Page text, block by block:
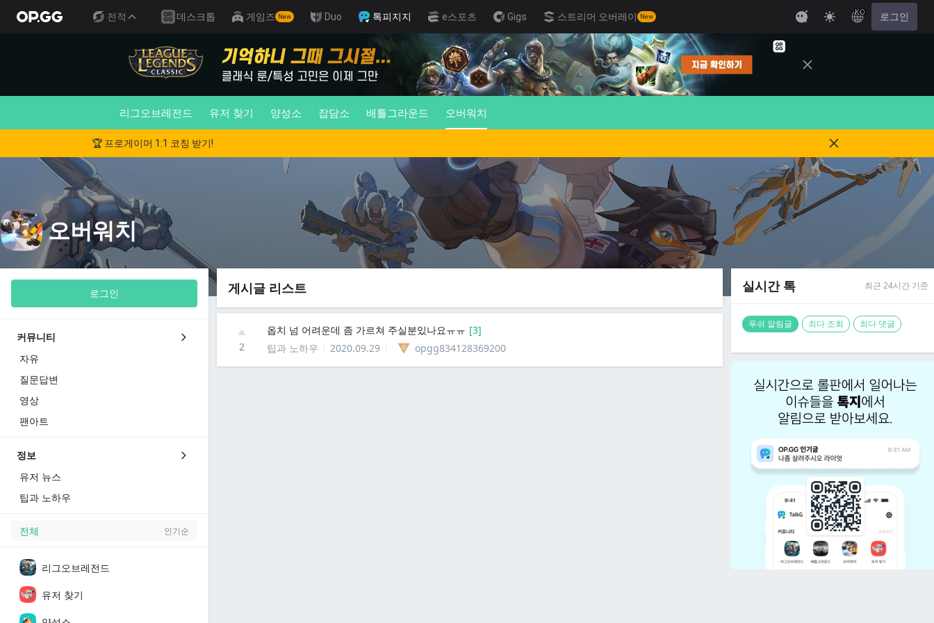
전적 데스크톱 게임즈 New Duo 톡피지지 e스포츠 Gigs 스트리머 오버레이 New
KO 로그인
리그오브레전드 유저 찾기 양성소 잡담소 배틀그라운드 오버워치
🏆 프로게이머 1:1 코칭 받기!
오버워치
로그인
커뮤니티
자유
질문답변
영상
팬아트
정보
유저 뉴스
팁과 노하우
전체 인기순
리그오브레전드
유저 찾기
게시글 리스트
2
옵치 넘 어려운데 좀 가르쳐 주실분있나요ㅠㅠ [3]
팁과 노하우
2020.09.29 opgg834128369200
실시간 톡 최근 24시간 기준
푸쉬 알림글 최다 조회 최다 댓글